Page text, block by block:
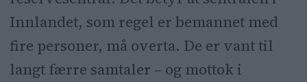
Innlandet, som regel er bemannet med
fire personer, må overta. De er vant til
langt færre samtaler – og mottok i